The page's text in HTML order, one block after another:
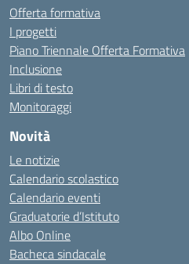
Offerta formativa
I progetti
Piano Triennale Offerta Formativa
Inclusione
Libri di testo
Monitoraggi
Novità
Le notizie
Calendario scolastico
Calendario eventi
Graduatorie d’Istituto
Albo Online
Bacheca sindacale